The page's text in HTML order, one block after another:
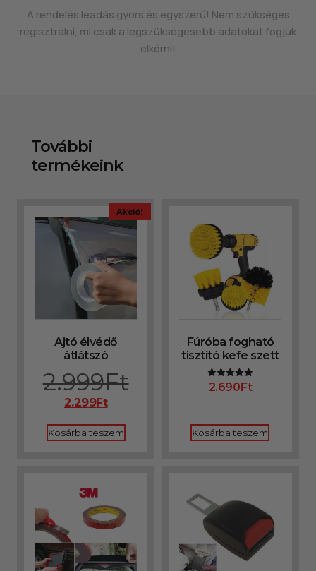
A rendelés leadás gyors és egyszerű! Nem szükséges
regisztrálni, mi csak a legszükségesebb adatokat fogjuk
elkérni!
További
termékeink
Akció!
Ajtó élvédő
átlátszó
2.999Ft
2.299Ft
Kosárba teszem
Fúróba fogható
tisztító kefe szett
Értékelés:
5.00
2.690Ft
Kosárba teszem